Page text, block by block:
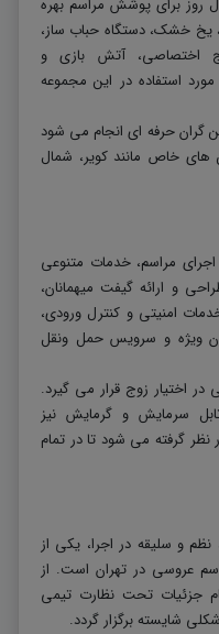
روز برای پوشش مراسم بهره
یخ خشک، دستگاه حباب ساز،
اختصاصی، آتش بازی و
استفاده در این مجموعه
گران حرفه ای انجام می شود
های خاص مانند کویر، شمال
مراسم، خدمات متنوعی
و ارائه گیفت میهمانان،
امنیتی و کنترل ورودی،
ویژه و سرویس حمل ونقل
در اختیار زوج قرار می گیرد.
سرمایش و گرمایش نیز
گرفته می شود تا در تمام
و سلیقه در اجرا، یکی از
عروسی در تهران است. از
جزئیات تحت نظارت تیمی
شایسته برگزار گردد.